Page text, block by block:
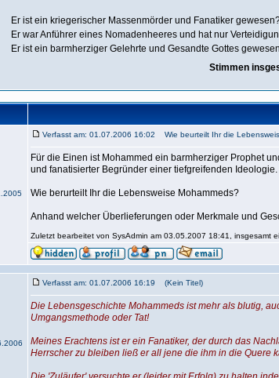
Er ist ein kriegerischer Massenmörder und Fanatiker
Er war Anführer eines Nomadenheeres und hat nur
Er ist ein barmherziger Gelehrte und Gesandte Gottes
Stimmen
Verfasst am: 01.07.2006 16:02 Wie beurteilt Ihr die
Für die Einen ist Mohammed ein barmherziger Prophet
und fanatisierter Begründer einer tiefgreifenden Ideologie.
Wie berurteilt Ihr die Lebensweise Mohammeds?
Anhand welcher Überlieferungen oder Merkmale und
Zuletzt bearbeitet von SysAdmin am 03.05.2007 18:41, insgesamt
Verfasst am: 01.07.2006 16:19 (Kein Titel)
Die Lebensgeschichte Mohammeds ist mehr als blutig,
Umgangsmethode oder Tat!
Meines Erachtens ist er ein Fanatiker, der durch das
Herrscher zu bleiben ließ er all jene die ihm in die Quere